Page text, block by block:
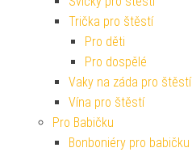
Trička pro štěstí
Pro děti
Pro dospělé
Vaky na záda pro štěstí
Vína pro štěstí
Pro Babičku
Bonboniéry pro babičku